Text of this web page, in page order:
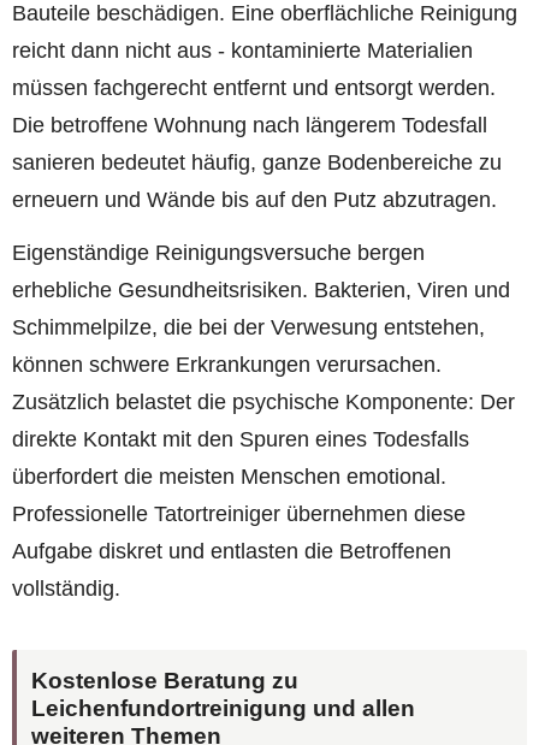
Bauteile beschädigen. Eine oberflächliche Reinigung
reicht dann nicht aus - kontaminierte Materialien
müssen fachgerecht entfernt und entsorgt werden.
Die betroffene Wohnung nach längerem Todesfall
sanieren bedeutet häufig, ganze Bodenbereiche zu
erneuern und Wände bis auf den Putz abzutragen.
Eigenständige Reinigungsversuche bergen
erhebliche Gesundheitsrisiken. Bakterien, Viren und
Schimmelpilze, die bei der Verwesung entstehen,
können schwere Erkrankungen verursachen.
Zusätzlich belastet die psychische Komponente: Der
direkte Kontakt mit den Spuren eines Todesfalls
überfordert die meisten Menschen emotional.
Professionelle Tatortreiniger übernehmen diese
Aufgabe diskret und entlasten die Betroffenen
vollständig.
Kostenlose Beratung zu
Leichenfundortreinigung und allen
weiteren Themen